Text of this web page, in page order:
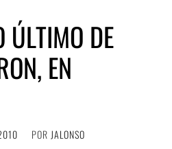
ÚLTIMO DE
EN
POR JALONSO